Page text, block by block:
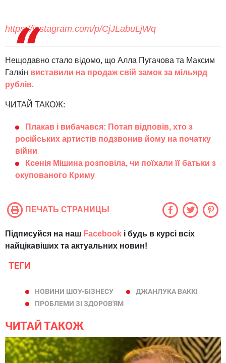
https://instagram.com/p/CjJLabuLjWq
Нещодавно стало відомо, що Алла Пугачова та Максим
Галкін виставили на продаж свій замок за мільярд
рублів.
ЧИТАЙ ТАКОЖ:
Плакав і вибачався: Потап відповів, хто з
російських артистів подзвонив йому на початку
війни
Ксенія Мішина розповіла, чи поїхали її батьки з
окупованого Криму
ПЕЧАТЬ СТРАНИЦЫ
Підписуйся на наш Facebook і будь в курсі всіх
найцікавіших та актуальних новин!
ТЕГИ
НОВИНИ ШОУ-БІЗНЕСУ
ДЖАНЛУКА ВАККІ
ПРОБЛЕМИ ЗІ ЗДОРОВ'ЯМ
ЧИТАЙ ТАКОЖ